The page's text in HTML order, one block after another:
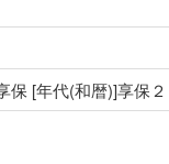
保 [年代(和暦)]享保２